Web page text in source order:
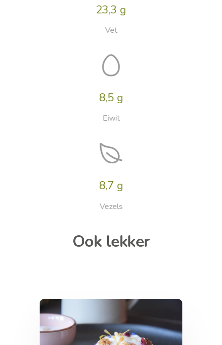
23,3 g
Vet
8,5 g
Eiwit
8,7 g
Vezels
Ook lekker